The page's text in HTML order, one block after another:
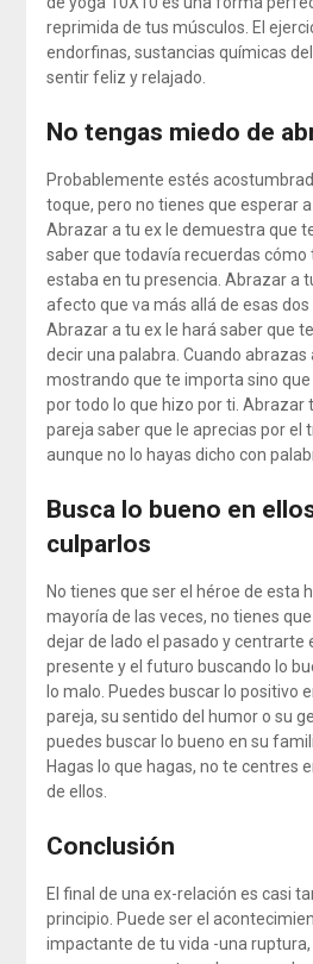
reprimida de tus músculos. El
endorfinas, sustancias químicas
sentir feliz y relajado.
No tengas miedo de
Probablemente estés
toque, pero no tienes que esperar
Abrazar a tu ex le demuestra que
saber que todavía recuerdas cómo
estaba en tu presencia. Abrazar a
afecto que va más allá de esas dos
Abrazar a tu ex le hará saber que
decir una palabra. Cuando abrazas
mostrando que te importa sino
por todo lo que hizo por ti. Abrazar
pareja saber que le aprecias por el
aunque no lo hayas dicho con
Busca lo bueno en
culparlos
No tienes que ser el héroe de esta
mayoría de las veces, no tienes
dejar de lado el pasado y centrarte
presente y el futuro buscando lo
lo malo. Puedes buscar lo positivo
pareja, su sentido del humor o su
puedes buscar lo bueno en su
Hagas lo que hagas, no te centres
de ellos.
Conclusión
El final de una ex-relación es casi
principio. Puede ser el
impactante de tu vida -una